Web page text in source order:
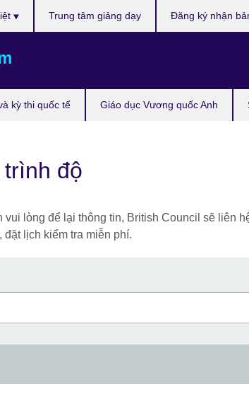
kỳ thi quốc tế Giáo dục Vương quốc Anh
Trung tâm giảng dạy Đăng ký nhận
độ
vui lòng để lại thông tin, British Council sẽ liên
lịch kiểm tra miễn phí.